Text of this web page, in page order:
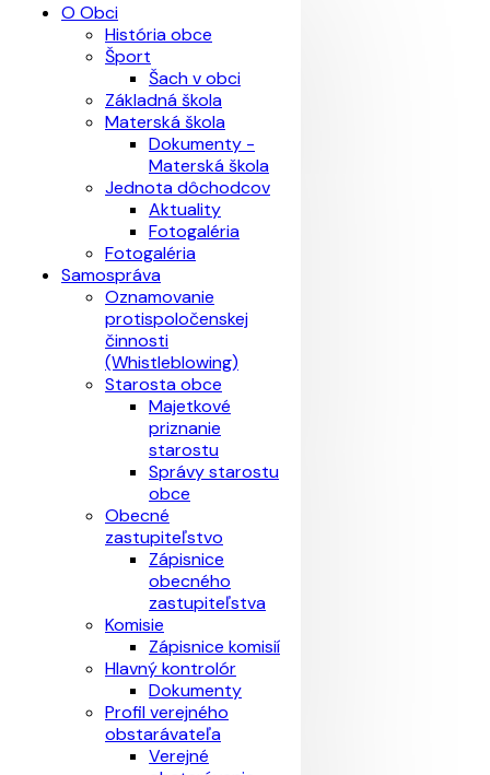
O Obci
História obce
Šport
Šach v obci
Základná škola
Materská škola
Dokumenty -
Materská škola
Jednota dôchodcov
Aktuality
Fotogaléria
Fotogaléria
Samospráva
Oznamovanie
protispoločenskej
činnosti
(Whistleblowing)
Starosta obce
Majetkové
priznanie
starostu
Správy starostu
obce
Obecné
zastupiteľstvo
Zápisnice
obecného
zastupiteľstva
Komisie
Zápisnice komisií
Hlavný kontrolór
Dokumenty
Profil verejného
obstarávateľa
Verejné